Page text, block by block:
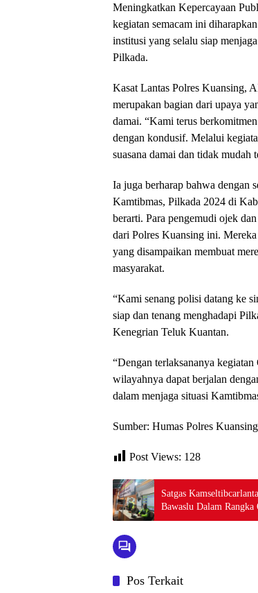
Meningkatkan Kepercayaan
kegiatan semacam ini
institusi yang selalu siap
Pilkada.
Kasat Lantas Polres Kuansing,
merupakan bagian dari upaya
damai. “Kami terus
dengan kondusif. Melalui
suasana damai dan tidak mudah
Ia juga berharap bahwa dengan
Kamtibmas, Pilkada 2024 di
berarti. Para pengemudi ojek
dari Polres Kuansing ini. Mereka
yang disampaikan membuat
masyarakat.
“Kami senang polisi datang ke
siap dan tenang menghadapi
Kenegrian Teluk Kuantan.
“Dengan terlaksananya
wilayahnya dapat berjalan
dalam menjaga situasi
Sumber: Humas Polres Kuansing
Post Views: 128
Satgas
Bawaslu Dalam
Pos Terkait
Berita